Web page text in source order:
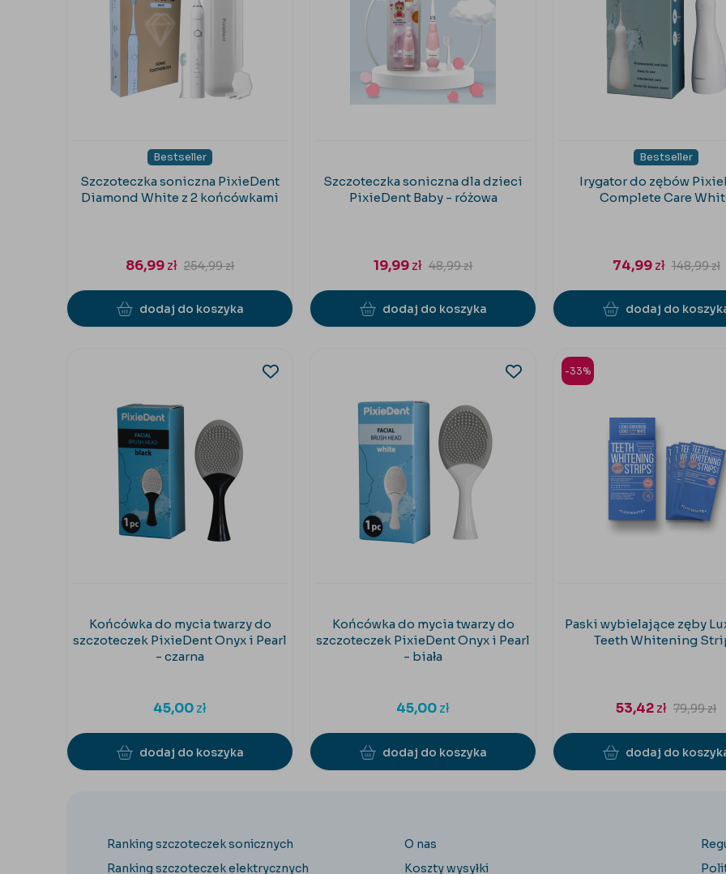
Bestseller
Szczoteczka soniczna PixieDent
Diamond White z 2 końcówkami
86,99zł 254,99zł
dodaj do koszyka
Szczoteczka soniczna dla dzieci
PixieDent Baby - różowa
19,99zł 48,99zł
dodaj do koszyka
Bestseller
Irygator do zębów
Complete Care
74,99zł 148,99zł
dodaj do
Końcówka do mycia twarzy do
szczoteczek PixieDent Onyx i Pearl
- czarna
45,00zł
dodaj do koszyka
Końcówka do mycia twarzy do
szczoteczek PixieDent Onyx i Pearl
- biała
45,00zł
dodaj do koszyka
-33%
Paski wybielające zęby
Teeth Whitening
53,42zł 79,99zł
dodaj do
Ranking szczoteczek sonicznych
Ranking szczoteczek elektrycznych
O nas
Koszty wysyłki